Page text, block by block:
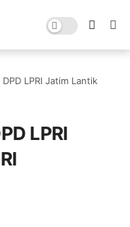
LPRI Jatim Lantik
LPRI